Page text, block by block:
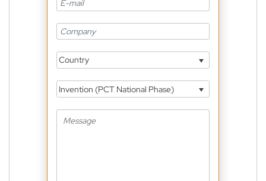
Country
Invention (PCT National Phase)